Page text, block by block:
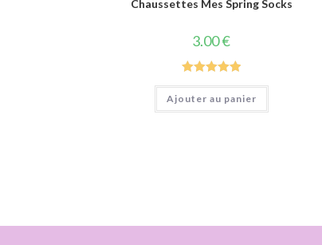
Chaussettes Mes Spring Socks
3.00€
Note5.00
sur 5
Ajouter au panier